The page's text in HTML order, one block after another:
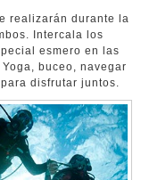
realizarán durante la
Intercala los
esmero en las
buceo, navegar
disfrutar juntos.